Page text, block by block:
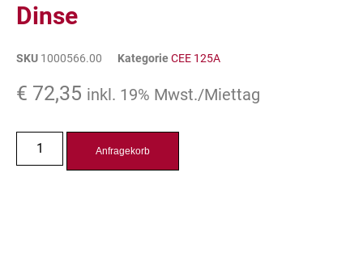
Dinse
SKU 1000566.00 KategorieCEE 125A
€ 72,35 inkl. 19% Mwst./Miettag
Anfragekorb